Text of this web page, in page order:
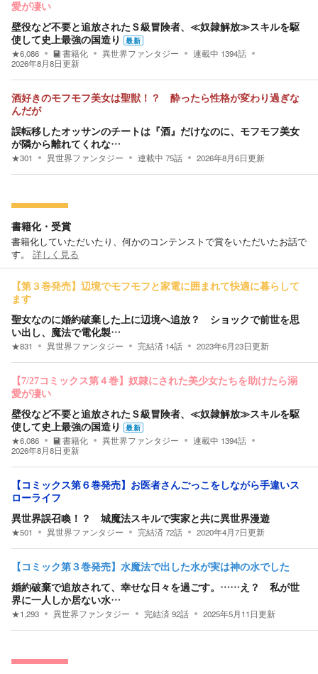
愛が凄い
壁役など不要と追放されたＳ級冒険者、≪奴隷解放≫スキルを駆
使して史上最強の国造り
最新
★6,086 書籍化 異世界ファンタジー 連載中 1394話
2026年8月8日更新
酒好きのモフモフ美女は聖獣！？ 酔ったら性格が変わり過ぎな
んだが
誤転移したオッサンのチートは『酒』だけなのに、モフモフ美女
が隣から離れてくれな…
★301 異世界ファンタジー 連載中 75話 2026年8月6日更新
書籍化・受賞
書籍化していただいたり、何かのコンテンストで賞をいただいたお話で
す。
詳しく見る
【第３巻発売】辺境でモフモフと家電に囲まれて快適に暮らして
ます
聖女なのに婚約破棄した上に辺境へ追放？ ショックで前世を思
い出し、魔法で電化製…
★831 異世界ファンタジー 完結済 14話 2023年6月23日更新
【7/27コミックス第４巻】奴隷にされた美少女たちを助けたら溺
愛が凄い
壁役など不要と追放されたＳ級冒険者、≪奴隷解放≫スキルを駆
使して史上最強の国造り
最新
★6,086 書籍化 異世界ファンタジー 連載中 1394話
2026年8月8日更新
【コミックス第６巻発売】お医者さんごっこをしながら手違いス
ローライフ
異世界誤召喚！？ 城魔法スキルで実家と共に異世界漫遊
★501 異世界ファンタジー 完結済72話 2020年4月7日更新
【コミック第３巻発売】水魔法で出した水が実は神の水でした
婚約破棄で追放されて、幸せな日々を過ごす。……え？ 私が世
界に一人しか居ない水…
★1,293 異世界ファンタジー 完結済92話 2025年5月11日更新